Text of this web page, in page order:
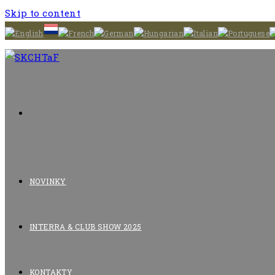
Skip to content
NOVINKY
INTERRA & CLUB SHOW 2025
KONTAKTY